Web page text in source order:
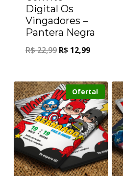
Digital Os
Vingadores –
Pantera Negra
R$22,99 R$ 12,99
Oferta!